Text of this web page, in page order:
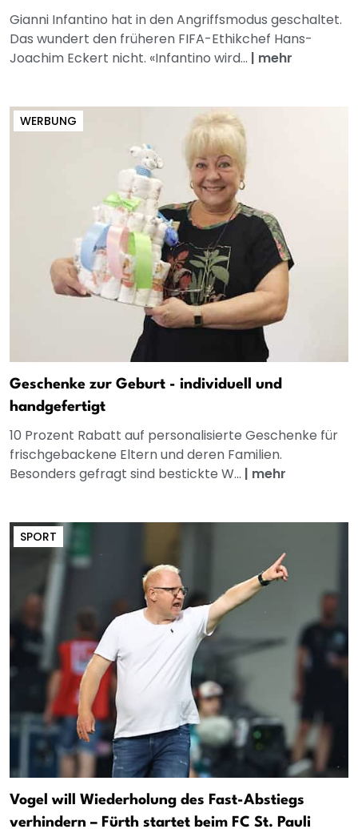
Gianni Infantino hat in den Angriffsmodus geschaltet.
Das wundert den früheren FIFA-Ethikchef Hans-
Joachim Eckert nicht. «Infantino wird... | mehr
WERBUNG
Geschenke zur Geburt - individuell und
handgefertigt
10 Prozent Rabatt auf personalisierte Geschenke für
frischgebackene Eltern und deren Familien.
Besonders gefragt sind bestickte W... | mehr
SPORT
Vogel will Wiederholung des Fast-Abstiegs
verhindern – Fürth startet beim FC St. Pauli